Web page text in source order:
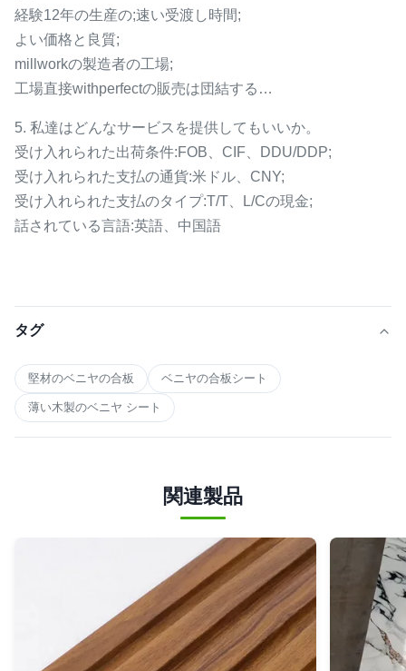
経験12年の生産の;速い受渡し時間;
よい価格と良質;
millworkの製造者の工場;
工場直接withperfectの販売は団結する…
5. 私達はどんなサービスを提供してもいいか。
受け入れられた出荷条件:FOB、CIF、DDU/DDP;
受け入れられた支払の通貨:米ドル、CNY;
受け入れられた支払のタイプ:T/T、L/Cの現金;
話されている言語:英語、中国語
タグ
堅材のベニヤの合板 ベニヤの合板シート
薄い木製のベニヤ シート
関連製品